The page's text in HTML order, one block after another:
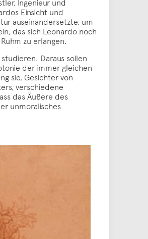
Einsicht und
auseinandersetzte, um
das sich Leonardo noch
zu erlangen.
Daraus sollen
der immer gleichen
sie, Gesichter von
verschiedene
das Äußere des
unmoralisches